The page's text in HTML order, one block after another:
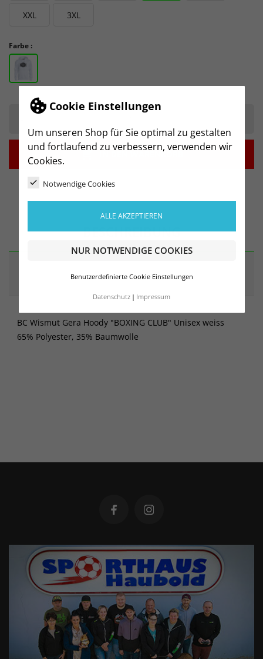
Cookie Einstellungen
Um unseren Shop für Sie optimal zu gestalten
und fortlaufend zu verbessern, verwenden wir
Cookies.
Notwendige Cookies
ALLE AKZEPTIEREN
NUR NOTWENDIGE COOKIES
Benutzerdefinierte Cookie Einstellungen
Datenschutz Impressum
XXL 3XL
Farbe :
 IN DEN WARENKORB
BESCHREIBUNG
ARTIKELDETAILS
BC Wismut Gera Hoody "BOXING CLUB" Unisex weiss
65% Polyester, 35% Baumwolle